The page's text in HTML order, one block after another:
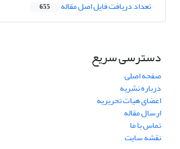
تعداد دریافت فایل اصل مقاله 655
دسترسی سریع
صفحه اصلی
درباره نشریه
اعضای هیات تحریریه
ارسال مقاله
تماس با ما
نقشه سایت